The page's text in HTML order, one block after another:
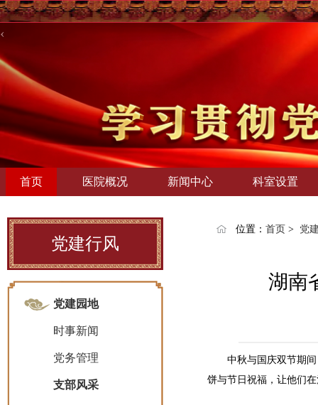
‹
首页 医院概况 新闻中心 科室设置
党建行风
党建园地
时事新闻
党务管理
支部风采
位置： 首页 > 党
湖南
中秋与国庆双节期
饼与节日祝福，让他们